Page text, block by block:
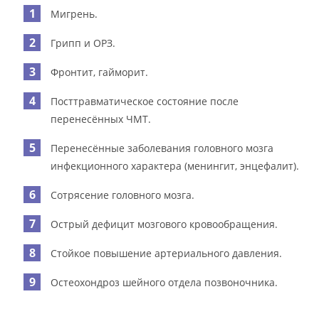
Мигрень.
Грипп и ОРЗ.
Фронтит, гайморит.
Посттравматическое состояние после
перенесённых ЧМТ.
Перенесённые заболевания головного мозга
инфекционного характера (менингит, энцефалит).
Сотрясение головного мозга.
Острый дефицит мозгового кровообращения.
Стойкое повышение артериального давления.
Остеохондроз шейного отдела позвоночника.